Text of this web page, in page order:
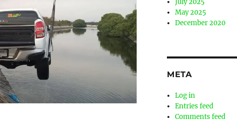
July 2025
May 2025
December 2020
META
Log in
Entries feed
Comments feed